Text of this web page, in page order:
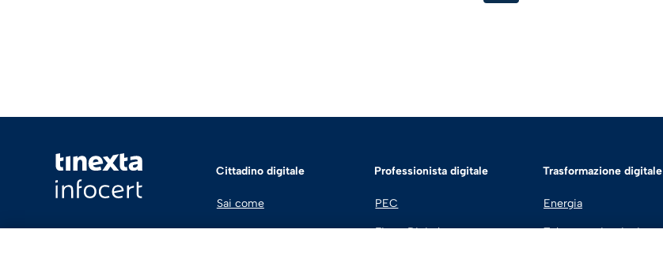
Cittadino digitale
Sai come
Professionista digitale
PEC
Firma Digitale
Trasformazione digitale
Energia
Telecomunicazioni